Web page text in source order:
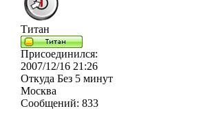
Титан
Присоединился:
2007/12/16 21:26
Откуда Без 5 минут
Москва
Сообщений: 833